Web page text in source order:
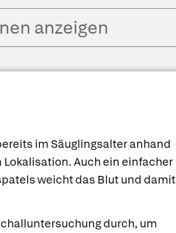
anzeigen
im Säuglingsalter anhand
Auch ein einfacher
weicht das Blut und damit
durch, um